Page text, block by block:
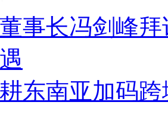
事长冯剑峰
东南亚加码